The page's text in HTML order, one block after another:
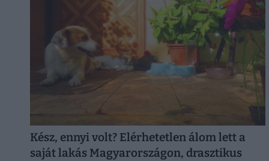
Kész, ennyi volt? Elérhetetlen álom lett a
saját lakás Magyarországon, drasztikus